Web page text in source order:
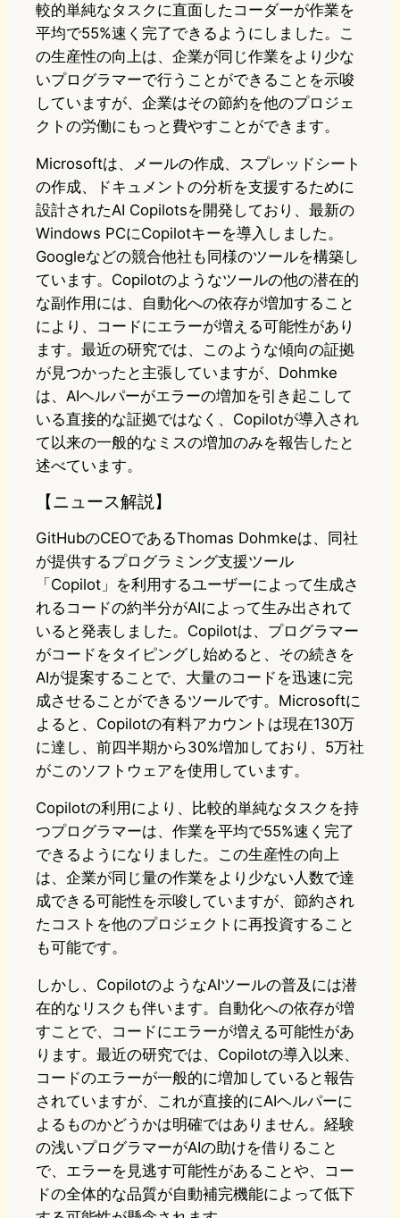
較的単純なタスクに直面したコーダーが作業を
平均で55%速く完了できるようにしました。こ
の生産性の向上は、企業が同じ作業をより少な
いプログラマーで行うことができることを示唆
していますが、企業はその節約を他のプロジェ
クトの労働にもっと費やすことができます。
Microsoftは、メールの作成、スプレッドシート
の作成、ドキュメントの分析を支援するために
設計されたAI Copilotsを開発しており、最新の
Windows PCにCopilotキーを導入しました。
Googleなどの競合他社も同様のツールを構築し
ています。Copilotのようなツールの他の潜在的
な副作用には、自動化への依存が増加すること
により、コードにエラーが増える可能性があり
ます。最近の研究では、このような傾向の証拠
が見つかったと主張していますが、Dohmke
は、AIヘルパーがエラーの増加を引き起こして
いる直接的な証拠ではなく、Copilotが導入され
て以来の一般的なミスの増加のみを報告したと
述べています。
【ニュース解説】
GitHubのCEOであるThomas Dohmkeは、同社
が提供するプログラミング支援ツール
「Copilot」を利用するユーザーによって生成さ
れるコードの約半分がAIによって生み出されて
いると発表しました。Copilotは、プログラマー
がコードをタイピングし始めると、その続きを
AIが提案することで、大量のコードを迅速に完
成させることができるツールです。Microsoftに
よると、Copilotの有料アカウントは現在130万
に達し、前四半期から30%増加しており、5万社
がこのソフトウェアを使用しています。
Copilotの利用により、比較的単純なタスクを持
つプログラマーは、作業を平均で55%速く完了
できるようになりました。この生産性の向上
は、企業が同じ量の作業をより少ない人数で達
成できる可能性を示唆していますが、節約され
たコストを他のプロジェクトに再投資すること
も可能です。
しかし、CopilotのようなAIツールの普及には潜
在的なリスクも伴います。自動化への依存が増
すことで、コードにエラーが増える可能性があ
ります。最近の研究では、Copilotの導入以来、
コードのエラーが一般的に増加していると報告
されていますが、これが直接的にAIヘルパーに
よるものかどうかは明確ではありません。経験
の浅いプログラマーがAIの助けを借りること
で、エラーを見逃す可能性があることや、コー
ドの全体的な品質が自動補完機能によって低下